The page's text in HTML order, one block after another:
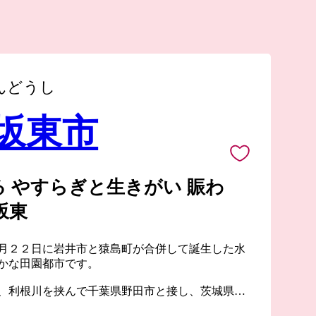
どうし
東市
やすらぎと生きがい 賑わ
東
２２日に岩井市と猿島町が合併して誕生した水
な田園都市です。
利根川を挟んで千葉県野田市と接し、茨城県へ